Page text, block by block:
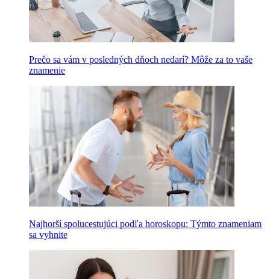
Prečo sa vám v posledných dňoch nedarí? Môže za to vaše
znamenie
Najhorší spolucestujúci podľa horoskopu: Týmto znameniam
sa vyhnite